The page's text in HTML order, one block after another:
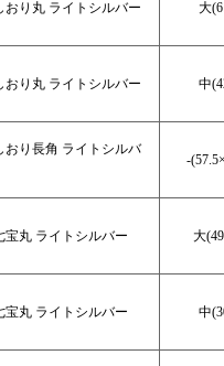
おり丸 ライトシルバー 大
おり丸 ライトシルバー 中
おり長角 ライトシルバ
宝丸 ライトシルバー 大
宝丸 ライトシルバー 中